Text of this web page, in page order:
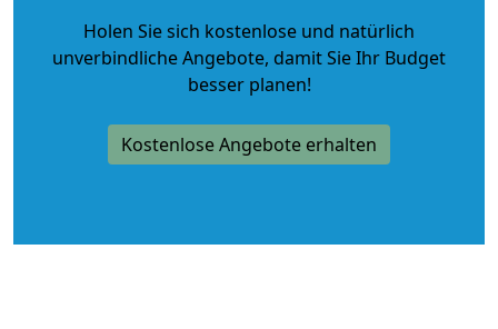
Holen Sie sich kostenlose und natürlich
unverbindliche Angebote, damit Sie Ihr Budget
besser planen!
Kostenlose Angebote erhalten